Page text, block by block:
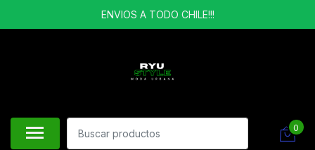
ENVIOS A TODO CHILE!!!
0